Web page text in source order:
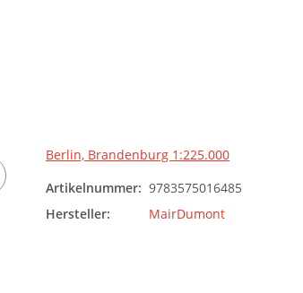
Berlin, Brandenburg 1:225.000
Artikelnummer: 9783575016485
Hersteller:
MairDumont